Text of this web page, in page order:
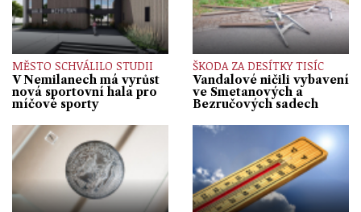
MĚSTO SCHVÁLILO STUDII
V Nemilanech má vyrůst
nová sportovní hala pro
míčové sporty
ŠKODA ZA DESÍTKY TISÍC
Vandalové ničili vybavení
ve Smetanových a
Bezručových sadech